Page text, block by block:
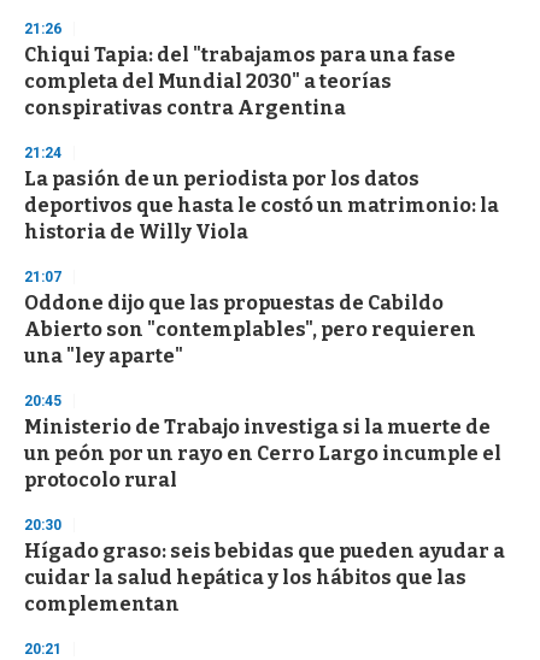
s
e
c
o
n
21:26
Chiqui Tapia: del "trabajamos para una fase
completa del Mundial 2030" a teorías
conspirativas contra Argentina
21:24
La pasión de un periodista por los datos
deportivos que hasta le costó un matrimonio: la
historia de Willy Viola
21:07
Oddone dijo que las propuestas de Cabildo
Abierto son "contemplables", pero requieren
una "ley aparte"
20:45
Ministerio de Trabajo investiga si la muerte de
un peón por un rayo en Cerro Largo incumple el
protocolo rural
20:30
Hígado graso: seis bebidas que pueden ayudar a
cuidar la salud hepática y los hábitos que las
complementan
20:21